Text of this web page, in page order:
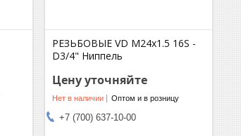
РЕЗЬБОВЫЕ VD M24x1.5 16S -
D3/4" Ниппель
Цену уточняйте
Нет в наличии Оптом и в розницу
+7 (700) 637-10-00